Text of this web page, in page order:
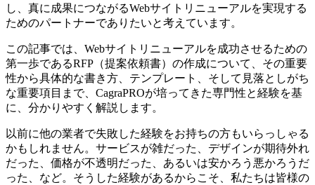
し、真に成果につながるWebサイトリニューアルを実現する
ためのパートナーでありたいと考えています。
この記事では、Webサイトリニューアルを成功させるための
第一歩であるRFP（提案依頼書）の作成について、その重要
性から具体的な書き方、テンプレート、そして見落としがち
な重要項目まで、CagraPROが培ってきた専門性と経験を基
に、分かりやすく解説します。
以前に他の業者で失敗した経験をお持ちの方もいらっしゃる
かもしれません。サービスが雑だった、デザインが期待外れ
だった、価格が不透明だった、あるいは安かろう悪かろうだ
った、など。そうした経験があるからこそ、私たちは皆様の